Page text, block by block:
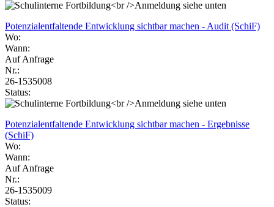
Potenzialentfaltende Entwicklung sichtbar machen - Audit (SchiF)
Wo:
Wann:
Auf Anfrage
Nr.:
26-1535008
Status:
Potenzialentfaltende Entwicklung sichtbar machen - Ergebnisse
(SchiF)
Wo:
Wann:
Auf Anfrage
Nr.:
26-1535009
Status: